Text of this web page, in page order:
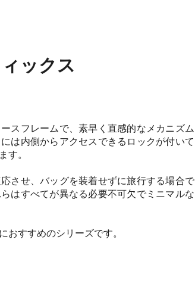
ックス
スフレームで、素早く直感的なメカニズム
は内側からアクセスできるロックが付いて
す。
させ、バッグを装着せずに旅行する場合で
はすべてが異なる必要不可欠でミニマルな
おすすめのシリーズです。